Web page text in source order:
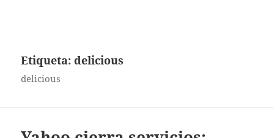
Etiqueta:delicious
delicious